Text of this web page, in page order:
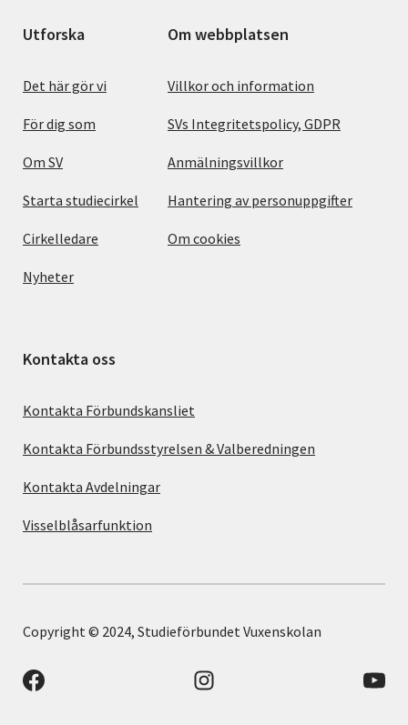
Utforska
Det här gör vi
För dig som
Om SV
Starta studiecirkel
Cirkelledare
Nyheter
Om webbplatsen
Villkor och information
SVs Integritetspolicy, GDPR
Anmälningsvillkor
Hantering av personuppgifter
Om cookies
Kontakta oss
Kontakta Förbundskansliet
Kontakta Förbundsstyrelsen & Valberedningen
Kontakta Avdelningar
Visselblåsarfunktion
Copyright © 2024, Studieförbundet Vuxenskolan